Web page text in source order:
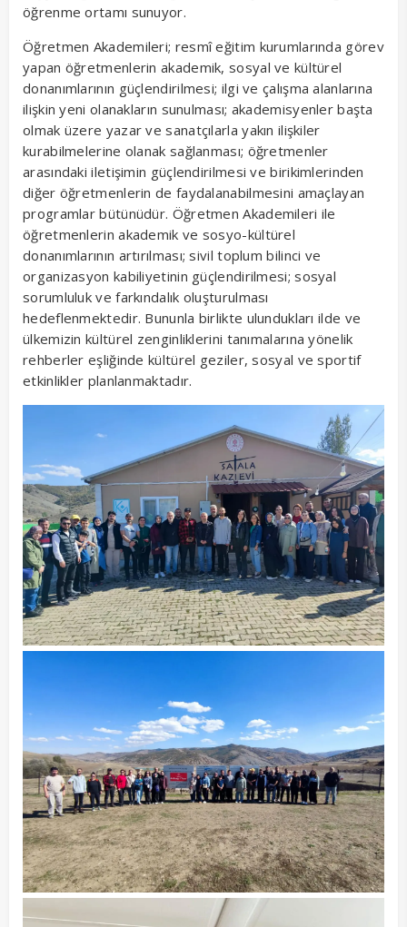
öğrenme ortamı sunuyor.
Öğretmen Akademileri; resmî eğitim kurumlarında görev
yapan öğretmenlerin akademik, sosyal ve kültürel
donanımlarının güçlendirilmesi; ilgi ve çalışma alanlarına
ilişkin yeni olanakların sunulması; akademisyenler başta
olmak üzere yazar ve sanatçılarla yakın ilişkiler
kurabilmelerine olanak sağlanması; öğretmenler
arasındaki iletişimin güçlendirilmesi ve birikimlerinden
diğer öğretmenlerin de faydalanabilmesini amaçlayan
programlar bütünüdür. Öğretmen Akademileri ile
öğretmenlerin akademik ve sosyo-kültürel
donanımlarının artırılması; sivil toplum bilinci ve
organizasyon kabiliyetinin güçlendirilmesi; sosyal
sorumluluk ve farkındalık oluşturulması
hedeflenmektedir. Bununla birlikte ulundukları ilde ve
ülkemizin kültürel zenginliklerini tanımalarına yönelik
rehberler eşliğinde kültürel geziler, sosyal ve sportif
etkinlikler planlanmaktadır.